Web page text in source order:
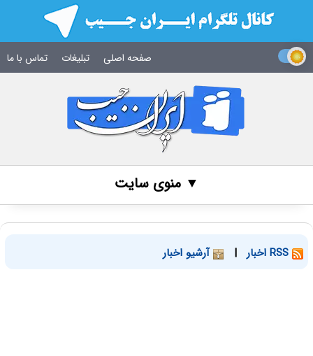
صفحه اصلی تبلیغات تماس با ما
▼ منوی سایت
| آرشیو اخبار